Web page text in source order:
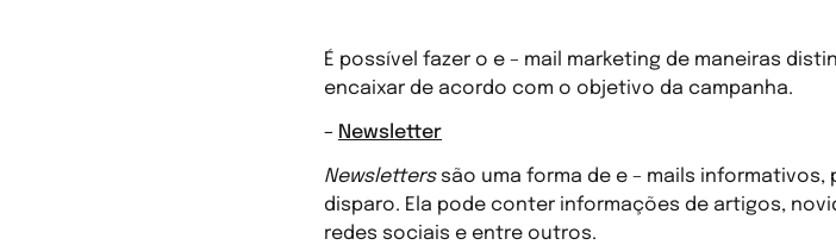
É possível fazer o e – mail marketing de maneiras
encaixar de acordo com o objetivo da campanha.
– Newsletter
Newsletterssão uma forma de e – mails
disparo. Ela pode conter informações de artigos,
redes sociais e entre outros.